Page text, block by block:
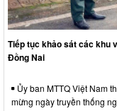
Tiếp tục khảo sát các khu
Đồng Nai
Ủy ban MTTQ Việt Nam
mừng ngày truyền thống